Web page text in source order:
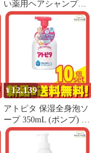
い薬用ヘアシャンプー
forキッズ 泡タイプ 本
体ポンプ 380mL 2個セ
ット まとめ売り
¥12,139
アトピタ 保湿全身泡ソ
ープ 350mL (ポンプ) 10
個セット まとめ売り